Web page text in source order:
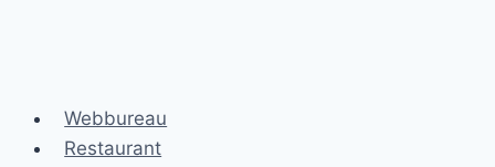
Webbureau
Restaurant